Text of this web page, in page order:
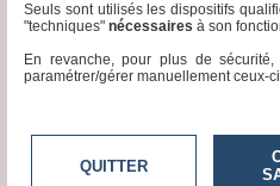
Page 7 / 52
tvlocale.fr
Seuls sont utilisés les dispositifs
"techniques" nécessaires à son
En revanche, pour plus de
paramétrer/gérer manuellement ceux-
QUITTER